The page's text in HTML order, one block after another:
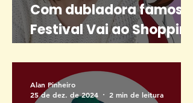
Com dubladora famosa,
Festival Vai ao Shopping
traz cultura japonesa
para Salvador
Alan Pinheiro
25 de dez. de 2024
2 min de leitura